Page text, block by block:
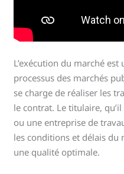
L’exécution du marché
processus des marchés
se charge de réaliser les
le contrat. Le titulaire,
ou une entreprise de
les conditions et délais du
une qualité optimale.